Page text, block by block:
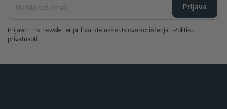
Prijava
Prijavom na newsletter prihvatate naše Uslove korišćenja i Politiku
privatnsoti